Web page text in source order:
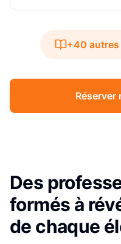
+40 autres
Réserver
Des
formés à
de chaque